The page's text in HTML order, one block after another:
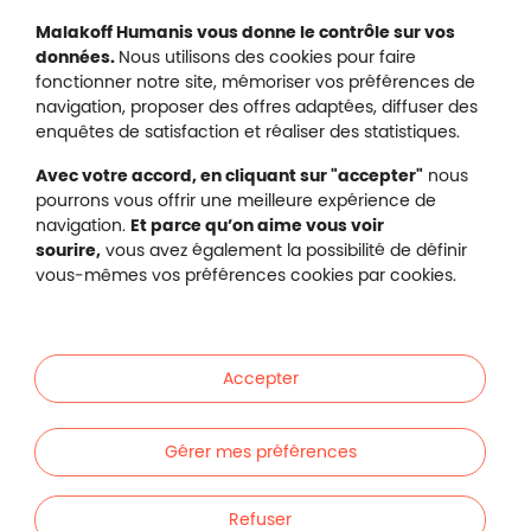
Protection des données
Nous contacter
Plan du site
Gestion des cookies
Malakoff Humanis sur Facebook
Malakoff Humanis sur YouTube
Malakoff Humanis sur X
Malakoff Humanis
Malakoff Humanis à vos côtés.
Particuliers
Entreprises
Malakoff Humanis vous donne le contrôle sur vos
données. Nous utilisons des cookies pour faire
fonctionner notre site, mémoriser vos préférences de
navigation, proposer des offres adaptées, diffuser des
enquêtes de satisfaction et réaliser des statistiques.
Avec votre accord, en cliquant sur "accepter" nous
pourrons vous offrir une meilleure expérience de
navigation. Et parce qu’on aime vous voir
sourire, vous avez également la possibilité de définir
vous-mêmes vos préférences cookies par cookies.
Refuser
Gérer mes préférences
Accepter